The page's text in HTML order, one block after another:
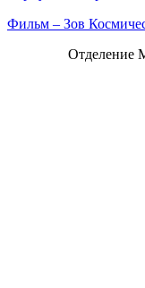
Фильм – Зов
Отделение